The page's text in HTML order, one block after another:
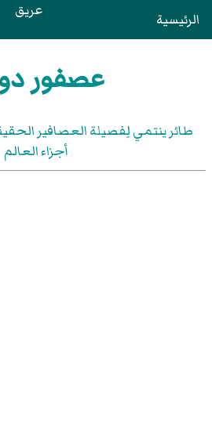
الرئيسية عريق
عصفور
طائر ينتمي لِفصيلة العصافير
أجزاء العالم